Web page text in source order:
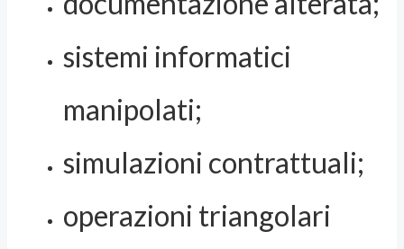
sistemi informatici
manipolati;
simulazioni contrattuali;
operazioni triangolari